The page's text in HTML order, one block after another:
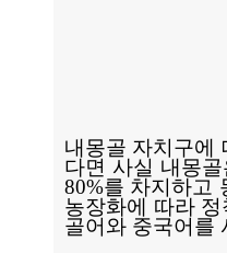
내몽골 자치구에
다면 사실 내몽
80%를 차지하고
농장화에 따라
골어와 중국어